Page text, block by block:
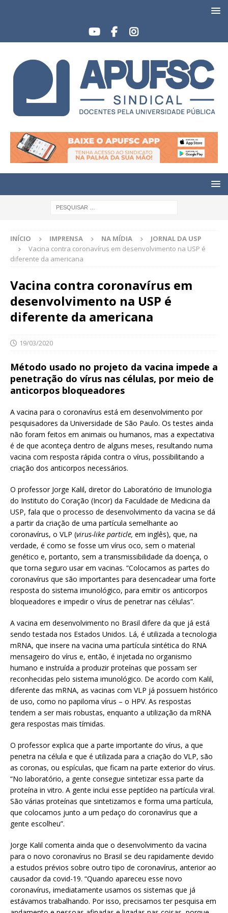
INÍCIO IMPRENSA NA MÍDIA
JORNAL DA USP
Vacina contra coronavírus em desenvolvimento na USP é
diferente da americana
Vacina contra coronavírus em
desenvolvimento na USP é
diferente da americana
19/03/2020
Método usado no projeto da vacina impede a
penetração do vírus nas células, por meio de
anticorpos bloqueadores
A vacina para o coronavírus está em desenvolvimento por
pesquisadores da Universidade de São Paulo. Os testes ainda
não foram feitos em animais ou humanos, mas a expectativa
é de que aconteça dentro de alguns meses, resultando numa
vacina com resposta rápida contra o vírus, possibilitando a
criação dos anticorpos necessários.
O professor Jorge Kalil, diretor do Laboratório de Imunologia
do Instituto do Coração (Incor) da Faculdade de Medicina da
USP, fala que o processo de desenvolvimento da vacina se dá
a partir da criação de uma partícula semelhante ao
coronavírus, o VLP (virus-like particle, em inglês), que, na
verdade, é como se fosse um vírus oco, sem o material
genético e, portanto, sem a transmissibilidade da doença, o
que torna seguro usar em vacinas. “Colocamos as partes do
coronavírus que são importantes para desencadear uma forte
resposta do sistema imunológico, para emitir os anticorpos
bloqueadores e impedir o vírus de penetrar nas células”.
A vacina em desenvolvimento no Brasil difere da que já está
sendo testada nos Estados Unidos. Lá, é utilizada a tecnologia
mRNA, que insere na vacina uma partícula sintética do RNA
mensageiro do vírus e, então, é injetada no organismo
humano e instruída a produzir proteínas que possam ser
reconhecidas pelo sistema imunológico. De acordo com Kalil,
diferente das mRNA, as vacinas com VLP já possuem histórico
de uso, como no papiloma vírus – o HPV. As respostas
tendem a ser mais robustas, enquanto a utilização da mRNA
gera respostas mais tímidas.
O professor explica que a parte importante do vírus, a que
penetra na célula e que é utilizada para a criação do VLP, são
as coronas, ou espículas, que ficam na parte exterior do vírus.
“No laboratório, a gente consegue sintetizar essa parte da
proteína in vitro. A gente inclui esse peptídeo na partícula viral.
São várias proteínas que sintetizamos e forma uma partícula,
que colocamos junto a um pedaço do coronavírus que a
gente escolheu”.
Jorge Kalil comenta ainda que o desenvolvimento da vacina
para o novo coronavírus no Brasil se deu rapidamente devido
a estudos prévios sobre outro tipo de coronavírus, anterior ao
causador da covid-19. “Quando apareceu esse novo
coronavírus, imediatamente usamos os sistemas que já
estávamos trabalhando. Por isso, precisamos ter pesquisa em